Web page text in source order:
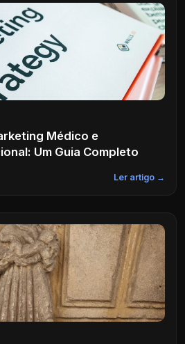
Médico e
Um Guia Completo
Ler artigo →